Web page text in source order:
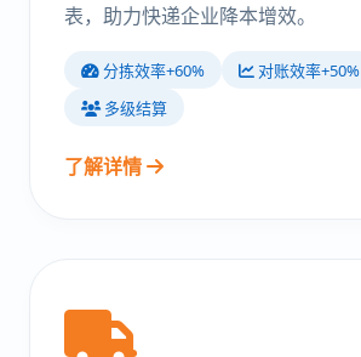
表，助力快递企业降本增效。
分拣效率+60%
对账效率+50%
多级结算
了解详情